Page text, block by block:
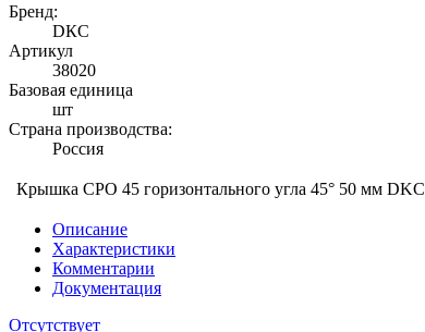
Бренд:
DКС
Артикул
38020
Базовая единица
шт
Страна производства:
Россия
Крышка CPO 45 горизонтального угла 45° 50 мм DKC
Описание
Характеристики
Комментарии
Документация
Отсутствует